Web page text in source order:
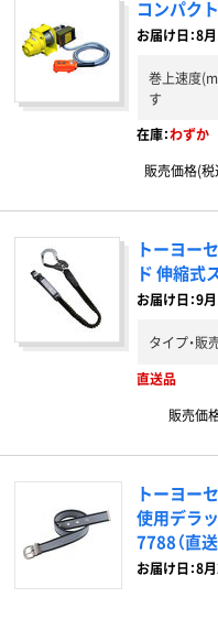
コンパク
お届け日：8月
巻上速度
す
在庫：わずか
販売価格(税
トーヨー
ド 伸縮式
お届け日：9
タイプ・販
直送品
販売価
トーヨー
使用デラ
7788（直送
お届け日：8